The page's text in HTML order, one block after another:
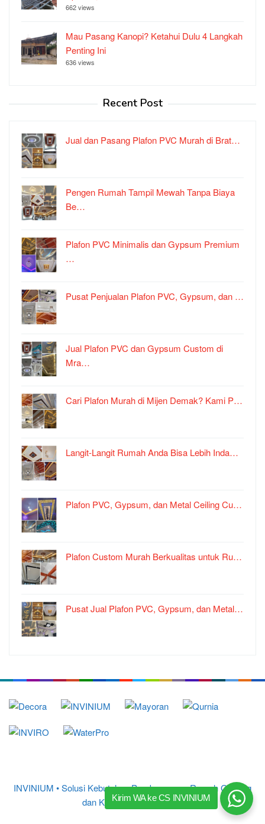
662 views
Mau Pasang Kanopi? Ketahui Dulu 4 Langkah
Penting Ini
636 views
Recent Post
Jual dan Pasang Plafon PVC Murah di Brat…
Pengen Rumah Tampil Mewah Tanpa Biaya
Be…
Plafon PVC Minimalis dan Gypsum Premium
…
Pusat Penjualan Plafon PVC, Gypsum, dan …
Jual Plafon PVC dan Gypsum Custom di
Mra…
Cari Plafon Murah di Mijen Demak? Kami P…
Langit-Langit Rumah Anda Bisa Lebih Inda…
Plafon PVC, Gypsum, dan Metal Ceiling Cu…
Plafon Custom Murah Berkualitas untuk Ru…
Pusat Jual Plafon PVC, Gypsum, dan Metal…
INVINIUM • Solusi Kebutuhan Pembangunan Rumah Gedung
dan Kantor© 2017 – 2026
Kirim WA ke CS INVINIUM